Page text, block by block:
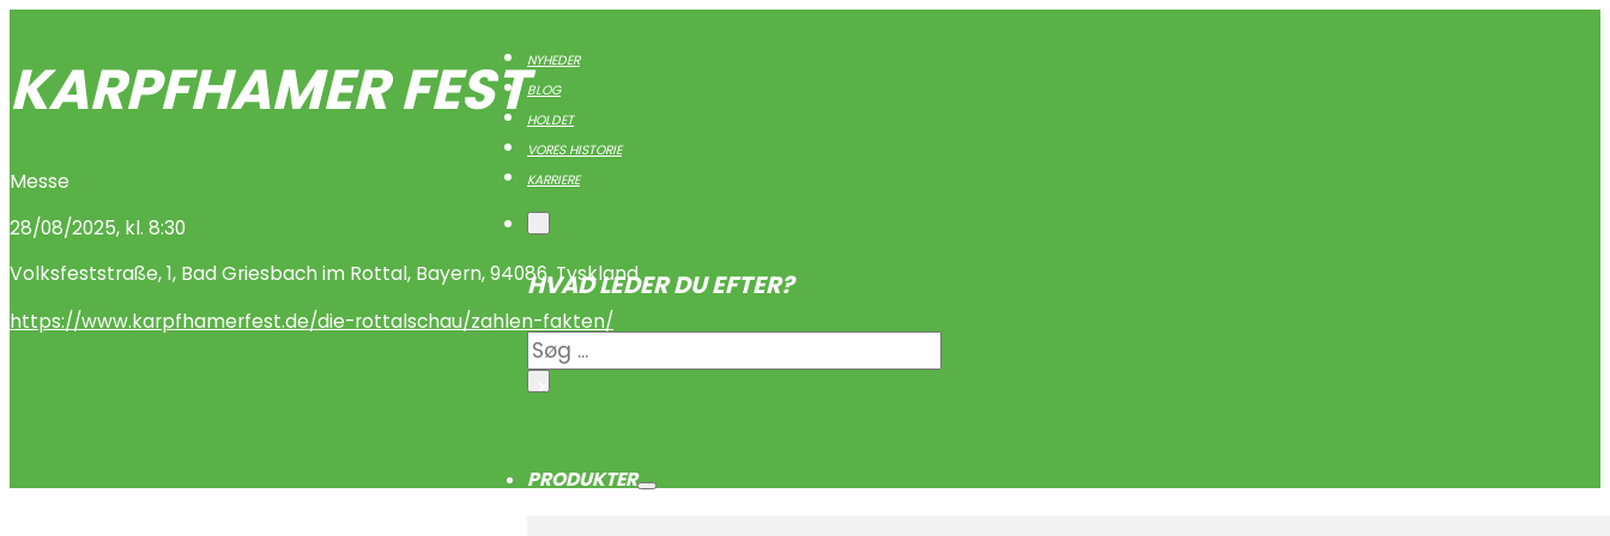
NYHEDER
BLOG
HOLDET
VORES HISTORIE
KARRIERE
HVAD LEDER DU EFTER?
Søgning
×
PRODUKTER
KARPFHAMER FEST
Messe
28/08/2025, kl. 8:30
Volksfeststraße,1, Bad Griesbach im Rottal, Bayern,94086,Tyskland
https://www.karpfhamerfest.de/die-rottalschau/zahlen-fakten/